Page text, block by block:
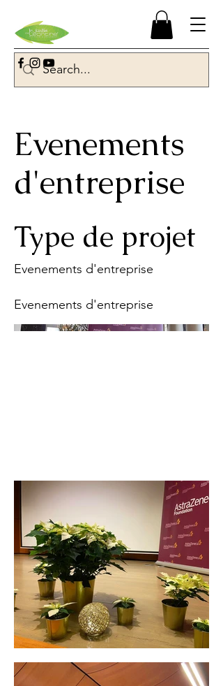
Evenements
d'entreprise
Type de projet
Evenements d'entreprise
Evenements d'entreprise